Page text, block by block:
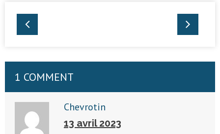
1 COMMENT
Chevrotin
13 avril 2023